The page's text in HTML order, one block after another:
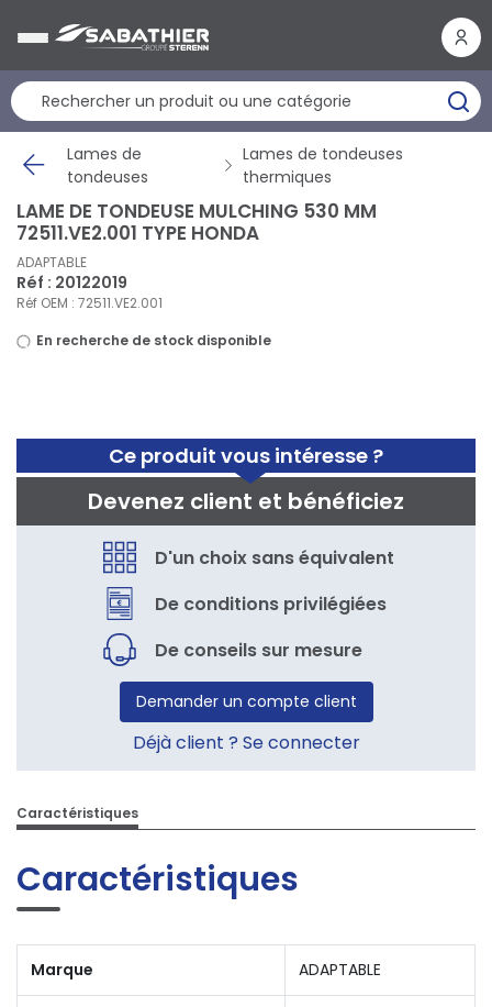
Lames de
tondeuses
Lames de tondeuses
thermiques
Ce produit vous intéresse ?
Devenez client et bénéficiez
D'un choix sans équivalent
De conditions privilégiées
De conseils sur mesure
Demander un compte client
Déjà client ? Se connecter
LAME DE TONDEUSE MULCHING 530 MM
72511.VE2.001 TYPE HONDA
ADAPTABLE
Réf : 20122019
Réf OEM : 72511.VE2.001
En recherche de stock disponible
Caractéristiques
Caractéristiques
Marque ADAPTABLE